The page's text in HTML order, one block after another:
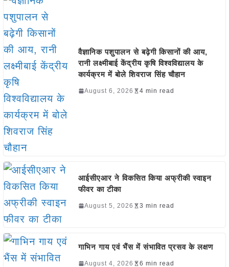
वैज्ञानिक पशुपालन से बढ़ेगी किसानों की आय,
रानी लक्ष्मीबाई केंद्रीय कृषि विश्वविद्यालय के
कार्यक्रम में बोले शिवराज सिंह चौहान
August 6, 2026 4 min read
आईसीएआर ने विकसित किया अफ्रीकी स्वाइन
फीवर का टीका
August 5, 2026 3 min read
गाभिन गाय एवं भैंस में संभावित प्रसव के लक्षण
August 4, 2026 6 min read